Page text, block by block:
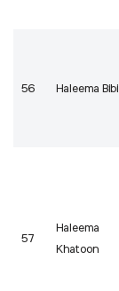
56 Haleema Bibi
57
Haleema
Khatoon